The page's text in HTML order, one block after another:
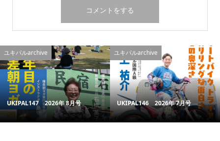
ユキパルarchive
UKIPAL147 2026年 8月号
ユキパルarchive
UKIPAL146 2026年 7月号